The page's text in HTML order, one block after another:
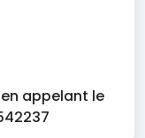
appelant le